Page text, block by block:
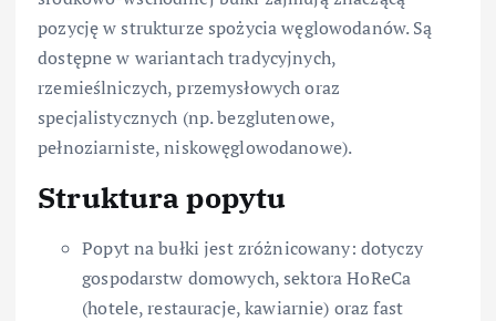
pozycję w strukturze spożycia węglowodanów. Są
dostępne w wariantach tradycyjnych,
rzemieślniczych, przemysłowych oraz
specjalistycznych (np. bezglutenowe,
pełnoziarniste, niskowęglowodanowe).
Struktura popytu
Popyt na bułki jest zróżnicowany: dotyczy
gospodarstw domowych, sektora HoReCa
(hotele, restauracje, kawiarnie) oraz fast